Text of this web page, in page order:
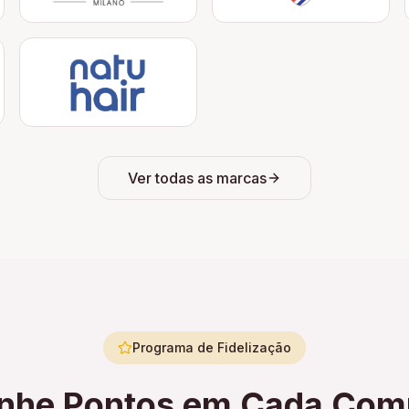
Ver todas as marcas
Programa de Fidelização